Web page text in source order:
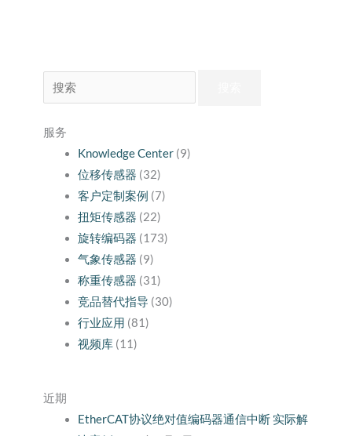
索：
服务
Knowledge Center(9)
位移传感器 (32)
客户定制案例 (7)
扭矩传感器 (22)
旋转编码器 (173)
气象传感器 (9)
称重传感器 (31)
竞品替代指导 (30)
行业应用 (81)
视频库(11)
近期
EtherCAT协议绝对值编码器通信中断 实际解